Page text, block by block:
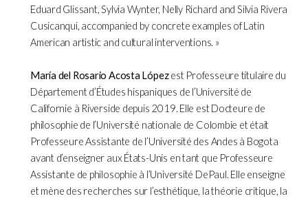
Eduard Glissant, Sylvia Wynter, Nelly Richard and Silvia Rivera
Cusicanqui, accompanied by concrete examples of Latin
American artistic and cultural interventions. »
María del Rosario Acosta Lópezest Professeure titulaire du
Département d’Études hispaniques de l’Université de
Californie à Riverside depuis 2019. Elle est Docteure de
philosophie de l’Université nationale de Colombie et était
Professeure Assistante de l’Université des Andes à Bogota
avant d’enseigner aux États-Unis en tant que Professeure
Assistante de philosophie à l’Université DePaul. Elle enseigne
et mène des recherches sur l’esthétique, la théorie critique, la